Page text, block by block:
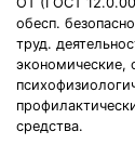
обесп.
труд.
экономические,
средства.